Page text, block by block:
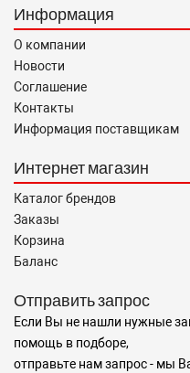
Информация
О компании
Новости
Соглашение
Контакты
Информация поставщикам
Интернет магазин
Каталог брендов
Заказы
Корзина
Баланс
Отправить запрос
Если Вы не нашли нужные
помощь в подборе,
отправьте нам запрос - мы